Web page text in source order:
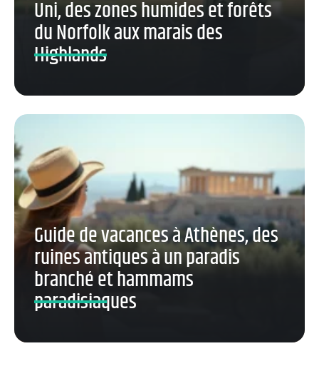
Uni, des zones humides et forêts
du Norfolk aux marais des
Highlands
Guide de vacances à Athènes, des
ruines antiques à un paradis
branché et hammams
paradisiaques